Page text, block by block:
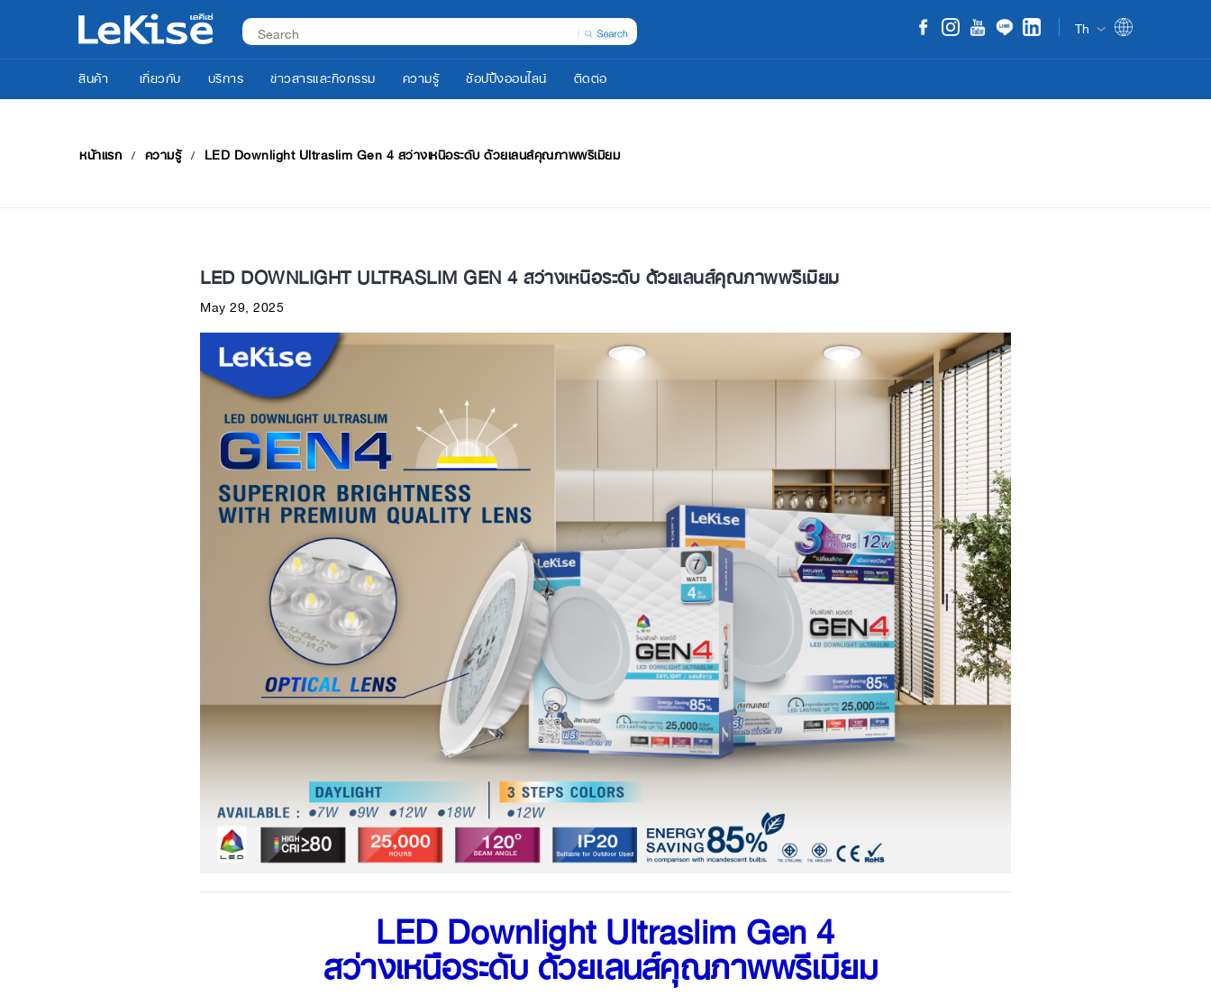
Th
สินค้า
เกี่ยวกับ บริการ ข่าวสารและกิจกรรม ความรู้ ช้อปปิ้งออนไลน์ ติดต่อ
หน้าแรก ความรู้ LED Downlight Ultraslim Gen 4 สว่างเหนือระดับ ด้วยเลนส์คุณภาพพรีเมียม
LED DOWNLIGHT ULTRASLIM GEN 4 สว่างเหนือระดับ ด้วยเลนส์คุณภาพพรีเมียม
May 29, 2025
LED Downlight Ultraslim Gen 4
สว่างเหนือระดับ ด้วยเลนส์คุณภาพพรีเมียม